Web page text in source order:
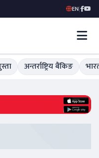
EN|
अन्तर्राष्ट्रिय बैंकिङ